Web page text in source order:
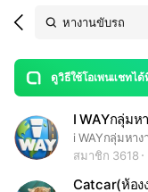
Search
OpenChats
messages
search
area
ดูวิธีใช้โอเพนแชทได้
open
I WAYกลุ่มห
สมาชิก 3618
Catcar(ห้อง